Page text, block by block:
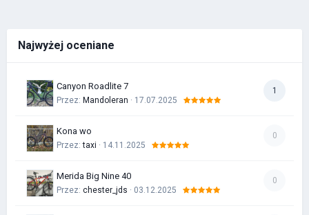
Najwyżej oceniane
1
Canyon Roadlite 7
Przez: Mandoleran · 17.07.2025
0
Kona wo
Przez:taxi · 14.11.2025
0
Merida Big Nine 40
Przez: chester_jds · 03.12.2025